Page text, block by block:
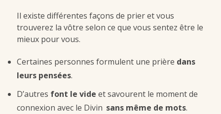
Il existe différentes façons de prier et vous
trouverez la vôtre selon ce que vous sentez être le
mieux pour vous.
Certaines personnes formulent une prière dans
leurs pensées.
D’autres font le vide et savourent le moment de
connexion avec le Divin sans même de mots.